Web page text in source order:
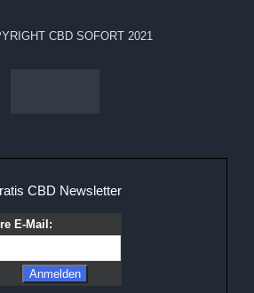
CBD SOFORT 2021
CBD Newsletter
E-Mail: